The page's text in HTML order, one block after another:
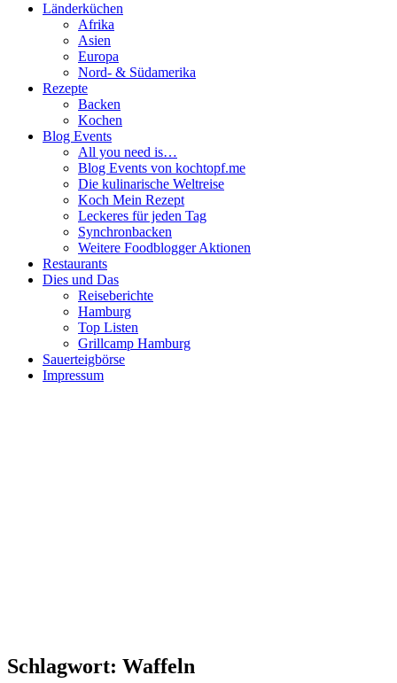
Länderküchen
Afrika
Asien
Europa
Nord- & Südamerika
Rezepte
Backen
Kochen
Blog Events
All you need is…
Blog Events von kochtopf.me
Die kulinarische Weltreise
Koch Mein Rezept
Leckeres für jeden Tag
Synchronbacken
Weitere Foodblogger Aktionen
Restaurants
Dies und Das
Reiseberichte
Hamburg
Top Listen
Grillcamp Hamburg
Sauerteigbörse
Impressum
Schlagwort: Waffeln